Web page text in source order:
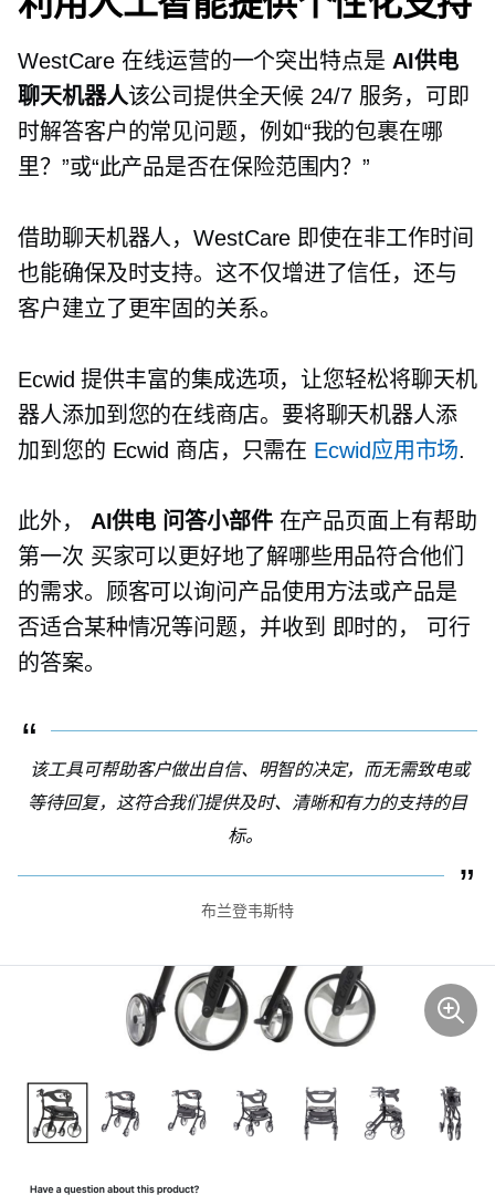
WestCare 在线运营的一个突出特点是 AI供电
聊天机器人该公司提供全天候 24/7 服务，可即
时解答客户的常见问题，例如“我的包裹在哪
里？”或“此产品是否在保险范围内？”
借助聊天机器人，WestCare 即使在非工作时间
也能确保及时支持。这不仅增进了信任，还与
客户建立了更牢固的关系。
Ecwid 提供丰富的集成选项，让您轻松将聊天机
器人添加到您的在线商店。要将聊天机器人添
加到您的 Ecwid 商店，只需在 Ecwid应用市场.
此外， AI供电 问答小部件在产品页面上有帮助
第一次 买家可以更好地了解哪些用品符合他们
的需求。顾客可以询问产品使用方法或产品是
否适合某种情况等问题，并收到 即时的，
可行
的答案。
该工具可帮助客户做出自信、明智的决定，而无需致电或
等待回复，这符合我们提供及时、清晰和有力的支持的目
标。
布兰登韦斯特